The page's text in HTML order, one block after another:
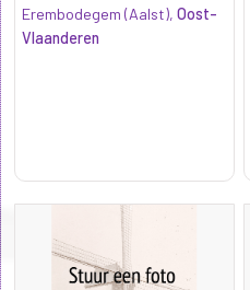
Erembodegem (Aalst), Oost-
Vlaanderen